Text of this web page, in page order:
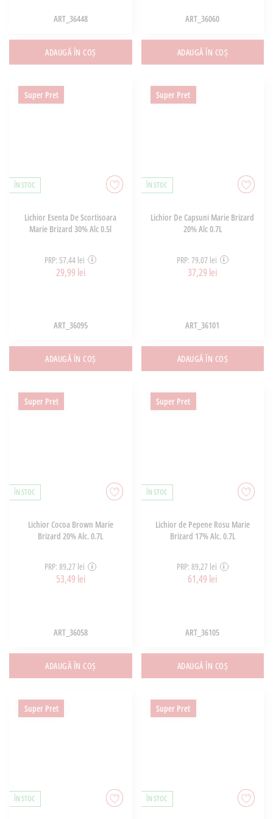
ART_36448
ADAUGĂ ÎN COȘ
ART_36060
ADAUGĂ ÎN COȘ
Super Pret
ÎN STOC
Lichior Esenta De Scortisoara
Marie Brizard 30% Alc 0.5l
PRP: 57,44 lei
29,99 lei
ART_36095
ADAUGĂ ÎN COȘ
Super Pret
ÎN STOC
Lichior De Capsuni Marie Brizard
20% Alc 0.7L
PRP: 79,07 lei
37,29 lei
ART_36101
ADAUGĂ ÎN COȘ
Super Pret
ÎN STOC
Lichior Cocoa Brown Marie
Brizard 20% Alc. 0.7L
PRP: 89,27 lei
53,49 lei
ART_36058
ADAUGĂ ÎN COȘ
Super Pret
ÎN STOC
Lichior de Pepene Rosu Marie
Brizard 17% Alc. 0.7L
PRP: 89,27 lei
61,49 lei
ART_36105
ADAUGĂ ÎN COȘ
Super Pret
ÎN STOC
Super Pret
ÎN STOC